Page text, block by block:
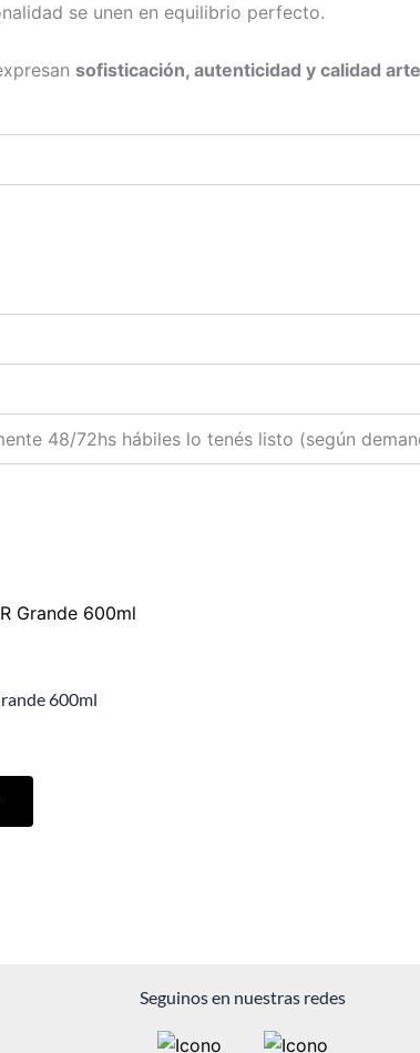
se unen en equilibrio perfecto.
sofisticación, autenticidad y calidad
48/72hs hábiles lo tenés listo (según
600ml
Seguinos en nuestras redes